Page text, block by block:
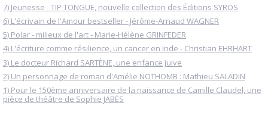
7) Jeunesse - TIP TONGUE, nouvelle collection des Éditions SYROS
6) L'écrivain de l'Amour bestseller - Jérôme-Arnaud WAGNER
5) Polar - milieux de l'art - Marie-Hélène GRINFEDER
4) L'écriture comme résilience, un cancer en Inde - Christian EHRHART
3) Le docteur Richard SARTÈNE, une enfance juive
2) Un personnage de roman d'Amélie NOTHOMB : Mathieu SALADIN
1) Pour le 150ème anniversaire de la naissance de Camille Claudel, une
pièce de théâtre de Sophie JABÈS